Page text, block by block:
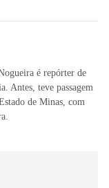
é repórter de
Antes, teve passagem
de Minas, com